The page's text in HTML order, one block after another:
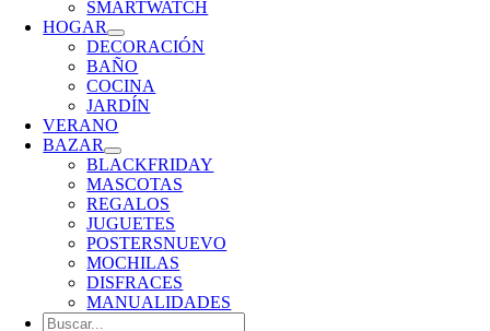
SMARTWATCH
HOGAR
DECORACIÓN
BAÑO
COCINA
JARDÍN
VERANO
BAZAR
BLACKFRIDAY
MASCOTAS
REGALOS
JUGUETES
POSTERSNUEVO
MOCHILAS
DISFRACES
MANUALIDADES
Buscar: